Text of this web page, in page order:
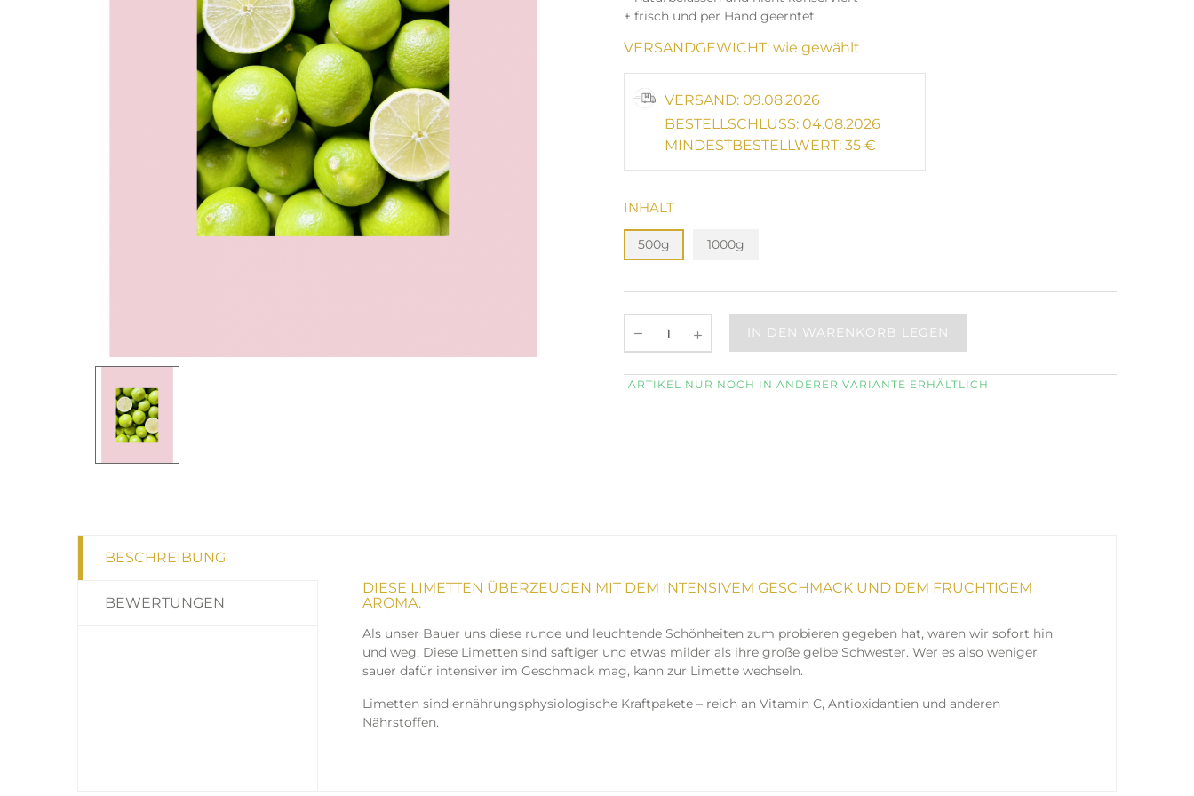
+ frisch und per Hand geerntet
VERSANDGEWICHT: wie gewählt
VERSAND: 09.08.2026
BESTELLSCHLUSS: 04.08.2026
MINDESTBESTELLWERT: 35 €
INHALT
500g 1000g
IN DEN WARENKORB LEGEN
ARTIKEL NUR NOCH IN ANDERER VARIANTE ERHÄLTLICH
BESCHREIBUNG
BEWERTUNGEN
DIESE LIMETTEN ÜBERZEUGEN MIT DEM INTENSIVEM GESCHMACK UND DEM FRUCHTIGEM
AROMA.
Als unser Bauer uns diese runde und leuchtende Schönheiten zum probieren gegeben hat, waren wir sofort hin
und weg. Diese Limetten sind saftiger und etwas milder als ihre große gelbe Schwester. Wer es also weniger
sauer dafür intensiver im Geschmack mag, kann zur Limette wechseln.
Limetten sind ernährungsphysiologische Kraftpakete – reich an Vitamin C, Antioxidantien und anderen
Nährstoffen.